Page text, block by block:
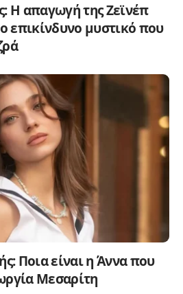
Η απαγωγή της Ζεϊνέπ
επικίνδυνο μυστικό που
Ποια είναι η Άννα που
Μεσαρίτη